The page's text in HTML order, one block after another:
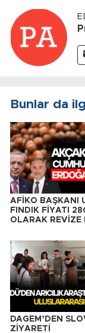
Bunlar da
AFİKO BAŞKANI
FINDIK FİYATI
OLARAK REVİZE
DAGEM’DEN
ZİYARETİ